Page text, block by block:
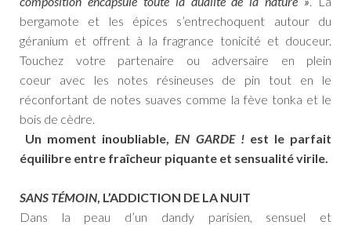
bergamote et les épices s’entrechoquent autour du
géranium et offrent à la fragrance tonicité et douceur.
Touchez votre partenaire ou adversaire en plein
coeur
avec les notes résineuses de pin tout en le
réconfortant de notes suaves comme la fève tonka et le
bois de cèdre.
Un moment inoubliable,EN GARDE !est le parfait
équilibre entre fraîcheur piquante et sensualité virile.
SANS TÉMOIN, L’ADDICTION DE LA NUIT
Dans la peau d’un dandy parisien, sensuel et